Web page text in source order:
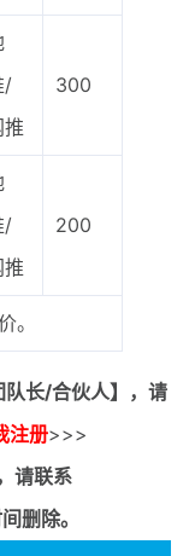
/
推
300
/
推
200
。
长/合伙人】，请
注册>>>
请联系
删除。